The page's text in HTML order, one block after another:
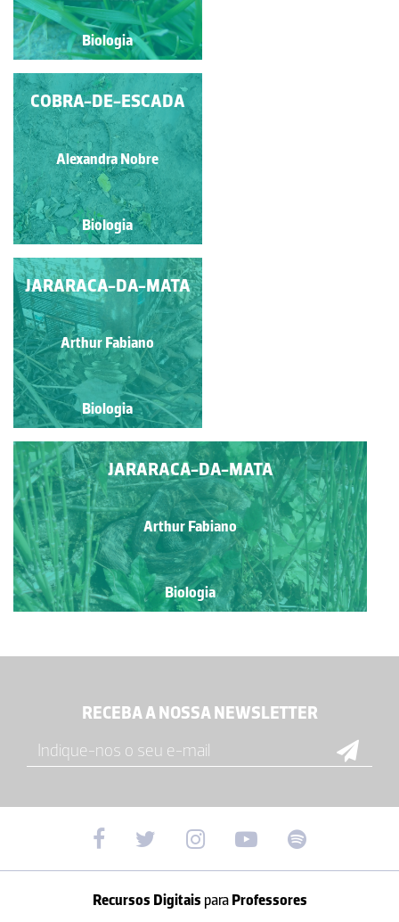
Biologia
Biologia
COBRA-RATEIRA
Alvaro Folhas
Biologia
COBRA-DE-ESCADA
Alexandra Nobre
Biologia
CASCAVEL
Natália Lavínia Andrello de
Souza
Biologia
JARARACA-DA-MATA
Arthur Fabiano
Biologia
JARARACA-DA-MATA
Arthur Fabiano
Biologia
RECEBA A NOSSA NEWSLETTER
Recursos Digitais paraProfessores